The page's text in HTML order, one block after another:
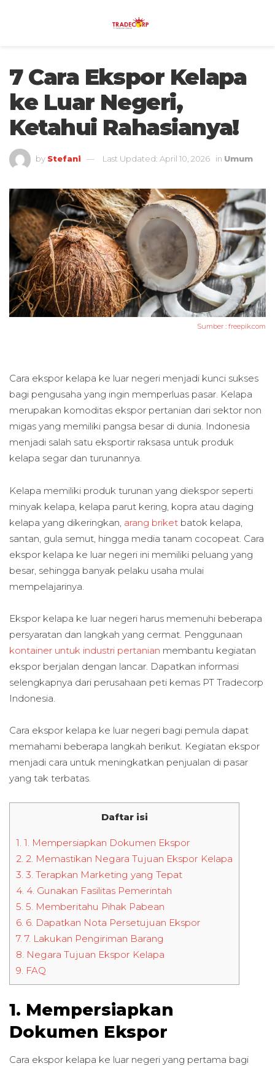
7 Cara Ekspor Kelapa
ke Luar Negeri,
Ketahui Rahasianya!
by Stefani Last Updated: April 10, 2026 in Umum
Sumber : freepik.com
Cara ekspor kelapa ke luar negeri menjadi kunci sukses
bagi pengusaha yang ingin memperluas pasar. Kelapa
merupakan komoditas ekspor pertanian dari sektor non
migas yang memiliki pangsa besar di dunia. Indonesia
menjadi salah satu eksportir raksasa untuk produk
kelapa segar dan turunannya.
Kelapa memiliki produk turunan yang diekspor seperti
minyak kelapa, kelapa parut kering, kopra atau daging
kelapa yang dikeringkan, arang briket batok kelapa,
santan, gula semut, hingga media tanam cocopeat. Cara
ekspor kelapa ke luar negeri ini memiliki peluang yang
besar, sehingga banyak pelaku usaha mulai
mempelajarinya.
Ekspor kelapa ke luar negeri harus memenuhi beberapa
persyaratan dan langkah yang cermat. Penggunaan
kontainer untuk industri pertanian membantu kegiatan
ekspor berjalan dengan lancar. Dapatkan informasi
selengkapnya dari perusahaan peti kemas PT Tradecorp
Indonesia.
Cara ekspor kelapa ke luar negeri bagi pemula dapat
memahami beberapa langkah berikut. Kegiatan ekspor
menjadi cara untuk meningkatkan penjualan di pasar
yang tak terbatas.
Daftar isi
1. 1. Mempersiapkan Dokumen Ekspor
2. 2. Memastikan Negara Tujuan Ekspor Kelapa
3. 3. Terapkan Marketing yang Tepat
4. 4. Gunakan Fasilitas Pemerintah
5. 5. Memberitahu Pihak Pabean
6. 6. Dapatkan Nota Persetujuan Ekspor
7. 7. Lakukan Pengiriman Barang
8. Negara Tujuan Ekspor Kelapa
9. FAQ
1. Mempersiapkan
Dokumen Ekspor
Cara ekspor kelapa ke luar negeri yang pertama bagi